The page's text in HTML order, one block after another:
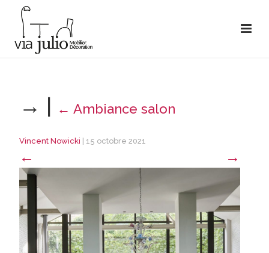
→ | ← Ambiance salon
Vincent Nowicki 15 octobre 2021
← →